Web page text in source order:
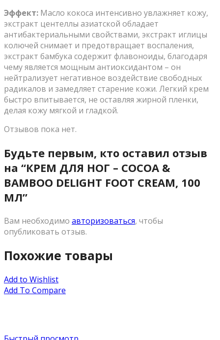
Эффект: Масло кокоса интенсивно увлажняет кожу,
экстракт центеллы азиатской обладает
антибактериальными свойствами, экстракт иглицы
колючей снимает и предотвращает воспаления,
экстракт бамбука содержит флавоноиды, благодаря
чему является мощным антиоксидантом – он
нейтрализует негативное воздействие свободных
радикалов и замедляет старение кожи. Легкий крем
быстро впитывается, не оставляя жирной пленки,
делая кожу мягкой и гладкой.
Отзывов пока нет.
Будьте первым, кто оставил отзыв
на “КРЕМ ДЛЯ НОГ – COCOA &
BAMBOO DELIGHT FOOT CREAM, 100
МЛ”
Вам необходимо авторизоваться, чтобы
опубликовать отзыв.
Похожие товары
Add to Wishlist
Add To Compare